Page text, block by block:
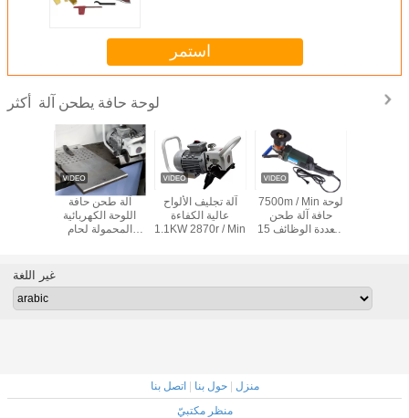
استمر
لوحة حافة يطحن آلة
آلة طحن حافة
اللوحة الكهربائية
المحمولة لحام
آلة تجليف الألواح
عالية الكفاءة
1.1KW 2870r / Min
7500m / Min لوحة
حافة آلة طحن
متعددة الوظائف 15
غير اللغة
منزل |حول بنا |اتصل بنا
منظر مكتبيّ